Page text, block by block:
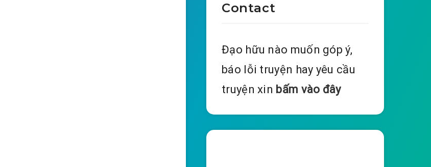
Contact
Đạo hữu nào muốn góp ý,
báo lỗi truyện hay yêu cầu
truyện xin bấm vào đây